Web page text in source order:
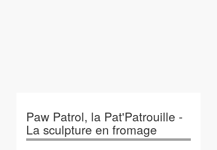
Paw Patrol, la Pat'Patrouille -
La sculpture en fromage